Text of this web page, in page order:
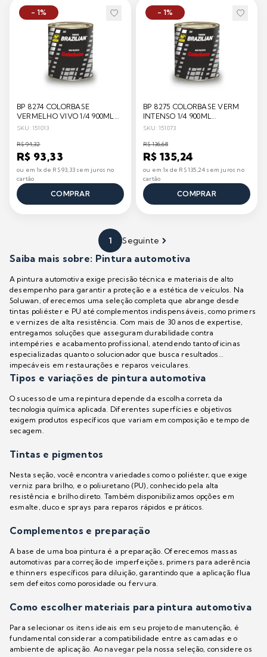
- 1%
BP 8274 COLORBASE
VERMELHO VIVO 1/4 900ML
BRAZILIAN
SKU: 151013
R$ 94,32
R$ 93,33
ou em 1x de R$ 93,33 sem juros no
cartão
COMPRAR
- 1%
BP 8275 COLORBASE VERM
INTENSO 1/4 900ML
BRAZILIAN
SKU: 151073
R$ 136,68
R$ 135,24
ou em 1x de R$ 135,24 sem juros no
cartão
COMPRAR
Saiba mais sobre: Pintura automotiva
A pintura automotiva exige precisão técnica e materiais de alto
desempenho para garantir a proteção e a estética de veículos. Na
Soluwan, oferecemos uma seleção completa que abrange desde
tintas poliéster e PU até complementos indispensáveis, como primers
e vernizes de alta resistência. Com mais de 30 anos de expertise,
entregamos soluções que asseguram durabilidade contra
intempéries e acabamento profissional, atendendo tanto oficinas
especializadas quanto o solucionador que busca resultados
impecáveis em restaurações e reparos veiculares.
Tipos e variações de pintura automotiva
O sucesso de uma repintura depende da escolha correta da
tecnologia química aplicada. Diferentes superfícies e objetivos
exigem produtos específicos que variam em composição e tempo de
secagem.
Tintas e pigmentos
Nesta seção, você encontra variedades como o poliéster, que exige
verniz para brilho, e o poliuretano (PU), conhecido pela alta
resistência e brilho direto. Também disponibilizamos opções em
esmalte, duco e sprays para reparos rápidos e práticos.
Complementos e preparação
A base de uma boa pintura é a preparação. Oferecemos massas
automotivas para correção de imperfeições, primers para aderência
e thinners específicos para diluição, garantindo que a aplicação flua
sem defeitos como porosidade ou fervura.
Como escolher materiais para pintura automotiva
Para selecionar os itens ideais em seu projeto de manutenção, é
fundamental considerar a compatibilidade entre as camadas e o
ambiente de aplicação. Ao navegar pela nossa seleção, considere os
1 Seguinte